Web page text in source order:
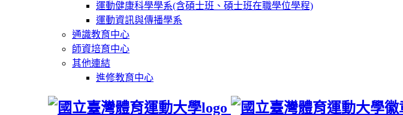
運動健康科學學系(含碩士班、碩士班在職學位學程)
運動資訊與傳播學系
通識教育中心
師資培育中心
其他連結
進修教育中心